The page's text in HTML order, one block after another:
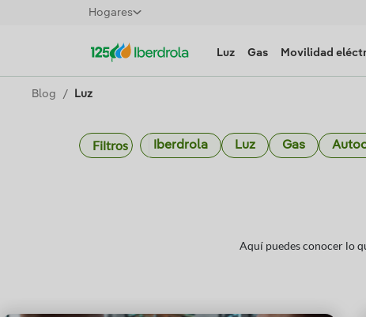
Hogares
Luz Gas Movilidad
Blog Luz
Filtros Iberdrola Luz Gas
Aquí puedes conocer lo